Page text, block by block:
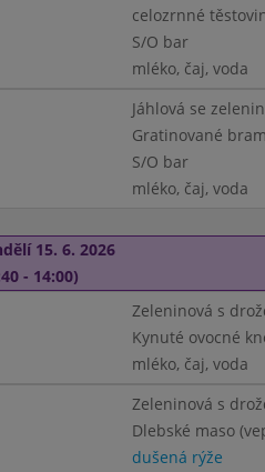
celozrnné
S/O bar
mléko, čaj, voda
Jáhlová se
Gratinované
S/O bar
mléko, čaj, voda
15. 6. 2026
- 14:00)
Zeleninová s
Kynuté ovocné
mléko, čaj, voda
Zeleninová s
Dlebské maso
dušená rýže